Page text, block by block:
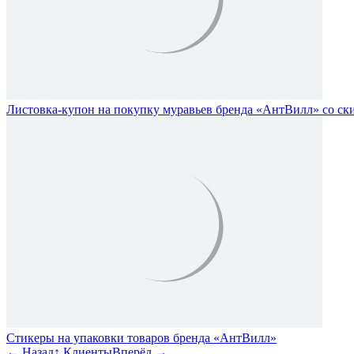
Листовка-купон на покупку муравьев бренда «АнтВилл» со
Стикеры на упаковки товаров бренда «АнтВилл»